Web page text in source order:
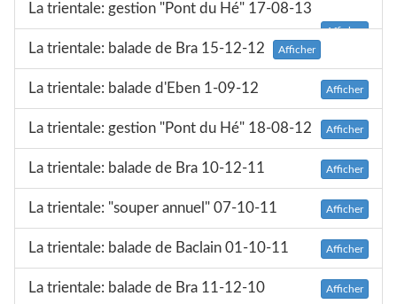
La trientale: gestion "Pont du Hé" 17-08-13
Afficher
La trientale: balade de Bra 15-12-12 Afficher
La trientale: balade d'Eben 1-09-12 Afficher
La trientale: gestion "Pont du Hé" 18-08-12 Afficher
La trientale: balade de Bra 10-12-11 Afficher
La trientale: "souper annuel" 07-10-11 Afficher
La trientale: balade de Baclain 01-10-11 Afficher
La trientale: balade de Bra 11-12-10 Afficher